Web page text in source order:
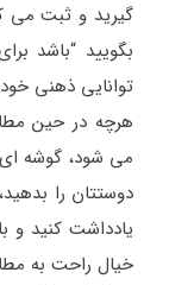
گیرید و ثبت می
بگویید “باشد
توانایی ذهنی
هرچه در حین
می شود، گوشه ای
دوستتان را
یادداشت کنید و
خیال راحت به